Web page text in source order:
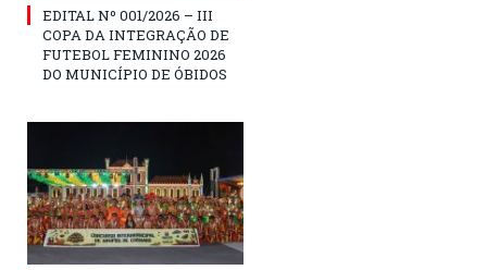
EDITAL Nº 001/2026 – III
COPA DA INTEGRAÇÃO DE
FUTEBOL FEMININO 2026
DO MUNICÍPIO DE ÓBIDOS